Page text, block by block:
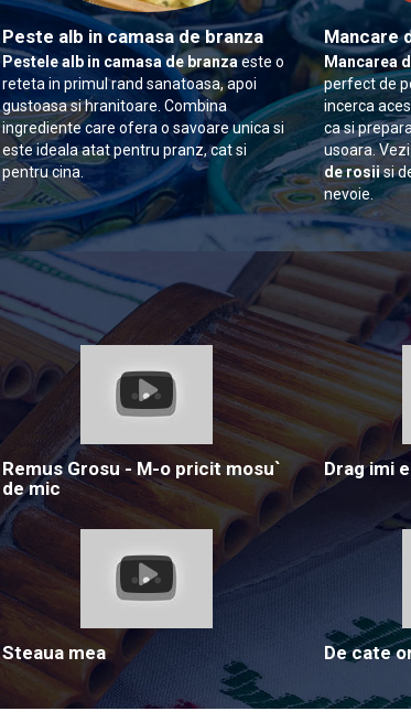
Peste alb in camasa de branza
Pestele alb in camasa de branza este o
reteta in primul rand sanatoasa, apoi
gustoasa si hranitoare. Combina
ingrediente care ofera o savoare unica si
este ideala atat pentru pranz, cat si
pentru cina.
Mancare
Mancarea
perfect de
incerca
ca si
usoara.
de rosiisi
nevoie.
Remus Grosu - M-o pricit mosu`
de mic
Drag imi
Steaua mea De cate